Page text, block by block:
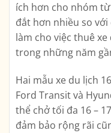
ích hơn cho nhóm
đắt hơn nhiều so với
làm cho việc thuê
trong những năm
Hai mẫu xe du lịch
Ford Transit và
thể chở tối đa 16 –
đảm bảo rộng rãi